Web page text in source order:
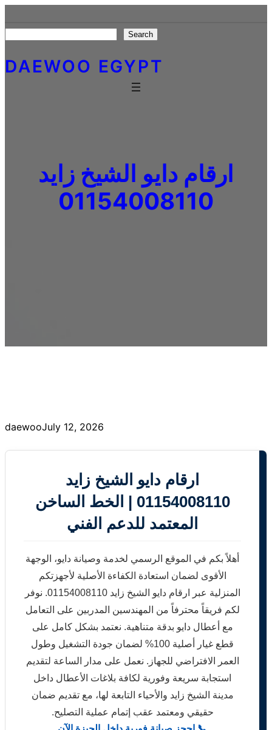
to
content
Search
DAEWOO EGYPT
ارقام دايو الشيخ زايد
01154008110
daewooJuly 12, 2026
ارقام دايو الشيخ زايد
01154008110 | الخط الساخن
المعتمد للدعم الفني
أهلاً بكم في الموقع الرسمي لخدمة وصيانة دايو، الوجهة
الأقوى لضمان استعادة الكفاءة الأصلية لأجهزتكم
المنزلية عبر ارقام دايو الشيخ زايد 01154008110. نوفر
لكم فريقاً محترفاً من المهندسين المدربين على التعامل
مع أعطال دايو بدقة متناهية. نعتمد بشكل كامل على
قطع غيار أصلية 100% لضمان جودة التشغيل وطول
العمر الافتراضي للجهاز. نعمل على مدار الساعة لتقديم
استجابة سريعة وفورية لكافة بلاغات الأعطال داخل
مدينة الشيخ زايد والأحياء التابعة لها، مع تقديم ضمان
حقيقي ومعتمد عقب إتمام عملية التصليح.